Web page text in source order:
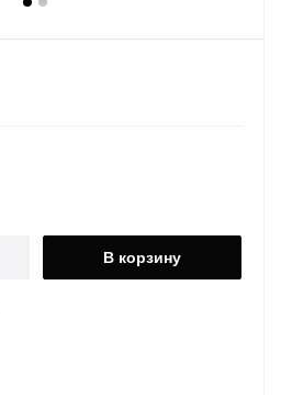
В корзину